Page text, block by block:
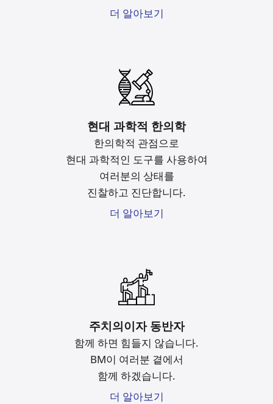
더 알아보기
현대 과학적 한의학
한의학적 관점으로
현대 과학적인 도구를 사용하여
여러분의 상태를
진찰하고 진단합니다.
더 알아보기
주치의이자 동반자
함께 하면 힘들지 않습니다.
BM이 여러분 곁에서
함께 하겠습니다.
더 알아보기